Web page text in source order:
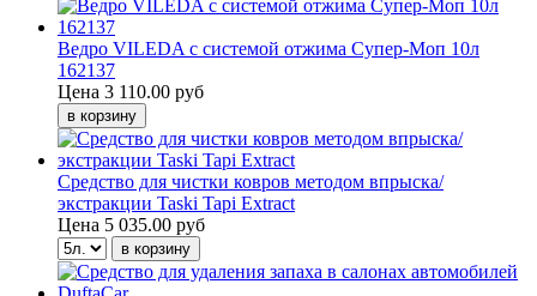
Ведро VILEDA с системой отжима Супер-Моп 10л
162137
Цена 3 110.00 руб
Средство для чистки ковров методом впрыска/
экстракции Taski Tapi Extract
Цена 5 035.00 руб